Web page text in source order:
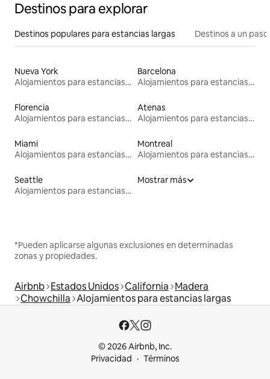
Destinos para explorar
Destinos populares para estancias largas Destinos a un
Nueva York
Alojamientos para estancias largas
Barcelona
Alojamientos para estancias largas
Florencia
Alojamientos para estancias largas
Atenas
Alojamientos para estancias largas
Miami
Alojamientos para estancias largas
Montreal
Alojamientos para estancias largas
Seattle
Alojamientos para estancias largas
Mostrar más
*Pueden aplicarse algunas exclusiones en determinadas
zonas y propiedades.
Airbnb Estados Unidos California Madera
Chowchilla Alojamientos para estancias largas
© 2026 Airbnb, Inc.
Privacidad
Términos